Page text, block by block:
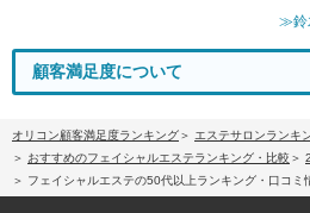
≫鈴
顧客満足度について
オリコン顧客満足度ランキング
エステサロンランキ
おすすめのフェイシャルエステランキング・比較
フェイシャルエステの50代以上ランキング・口コミ